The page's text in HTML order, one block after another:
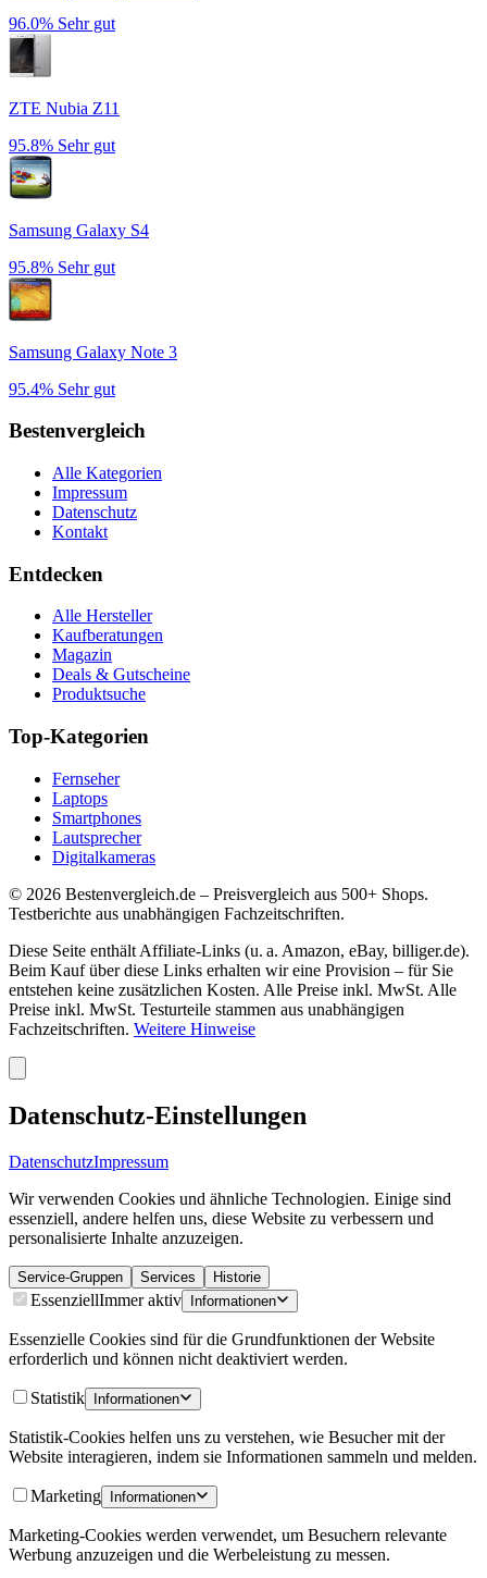
96.0% Sehr gut
ZTE Nubia Z11
95.8% Sehr gut
Samsung Galaxy S4
95.8% Sehr gut
Samsung Galaxy Note 3
95.4% Sehr gut
Bestenvergleich
Alle Kategorien
Impressum
Datenschutz
Kontakt
Entdecken
Alle Hersteller
Kaufberatungen
Magazin
Deals & Gutscheine
Produktsuche
Top-Kategorien
Fernseher
Laptops
Smartphones
Lautsprecher
Digitalkameras
© 2026 Bestenvergleich.de – Preisvergleich aus 500+ Shops.
Testberichte aus unabhängigen Fachzeitschriften.
Diese Seite enthält Affiliate-Links (u. a. Amazon, eBay, billiger.de).
Beim Kauf über diese Links erhalten wir eine Provision – für Sie
entstehen keine zusätzlichen Kosten. Alle Preise inkl. MwSt. Alle
Preise inkl. MwSt. Testurteile stammen aus unabhängigen
Fachzeitschriften. Weitere Hinweise
Datenschutz-Einstellungen
DatenschutzImpressum
Wir verwenden Cookies und ähnliche Technologien. Einige sind
essenziell, andere helfen uns, diese Website zu verbessern und
personalisierte Inhalte anzuzeigen.
Service-Gruppen Services Historie
EssenziellImmer aktiv Informationen
Essenzielle Cookies sind für die Grundfunktionen der Website
erforderlich und können nicht deaktiviert werden.
Statistik Informationen
Statistik-Cookies helfen uns zu verstehen, wie Besucher mit der
Website interagieren, indem sie Informationen sammeln und melden.
Marketing Informationen
Marketing-Cookies werden verwendet, um Besuchern relevante
Werbung anzuzeigen und die Werbeleistung zu messen.